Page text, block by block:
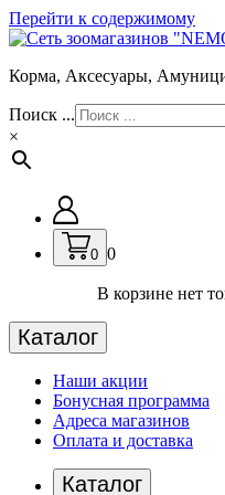
Перейти к содержимому
Корма, Аксесуары,
Поиск ...
×
0 0
В корзине нет
Каталог
Наши акции
Бонусная программа
Адреса магазинов
Оплата и доставка
Каталог